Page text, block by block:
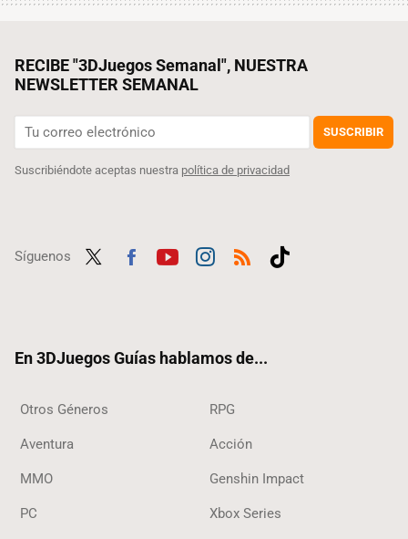
RECIBE "3DJuegos Semanal", NUESTRA
NEWSLETTER SEMANAL
SUSCRIBIR
Suscribiéndote aceptas nuestra política de privacidad
Síguenos
En 3DJuegos Guías hablamos de...
Otros Géneros RPG
Aventura Acción
MMO Genshin Impact
PC Xbox Series